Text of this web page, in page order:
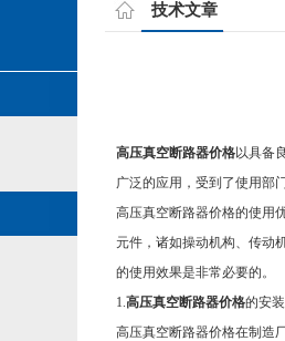
技术文章
高压真空断路器价格以具备
广泛的应用，受到了使用部
高压真空断路器价格的使用
元件，诸如操动机构、传动
的使用效果是非常必要的。
1.高压真空断路器价格的安
高压真空断路器价格在制造